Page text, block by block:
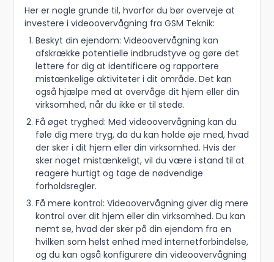
Her er nogle grunde til, hvorfor du bør overveje at
investere i videoovervågning fra GSM Teknik:
Beskyt din ejendom: Videoovervågning kan
afskrække potentielle indbrudstyve og gøre det
lettere for dig at identificere og rapportere
mistænkelige aktiviteter i dit område. Det kan
også hjælpe med at overvåge dit hjem eller din
virksomhed, når du ikke er til stede.
Få øget tryghed: Med videoovervågning kan du
føle dig mere tryg, da du kan holde øje med, hvad
der sker i dit hjem eller din virksomhed. Hvis der
sker noget mistænkeligt, vil du være i stand til at
reagere hurtigt og tage de nødvendige
forholdsregler.
Få mere kontrol: Videoovervågning giver dig mere
kontrol over dit hjem eller din virksomhed. Du kan
nemt se, hvad der sker på din ejendom fra en
hvilken som helst enhed med internetforbindelse,
og du kan også konfigurere din videoovervågning